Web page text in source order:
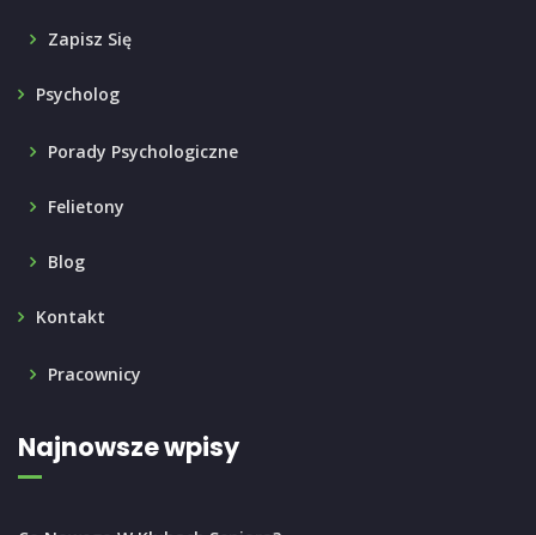
Zapisz Się
Psycholog
Porady Psychologiczne
Felietony
Blog
Kontakt
Pracownicy
Najnowsze wpisy